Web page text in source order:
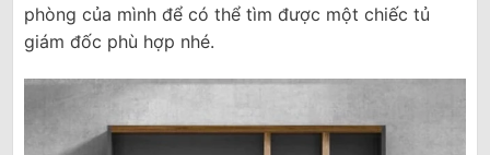
phòng của mình để có thể tìm được một chiếc tủ
giám đốc phù hợp nhé.